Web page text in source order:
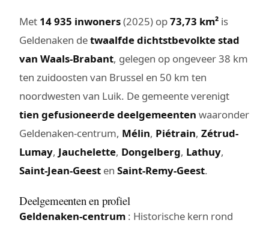
Met 14 935 inwoners(2025) op73,73 km² is
Geldenaken detwaalfde dichtstbevolkte stad
van Waals-Brabant, gelegen op ongeveer 38 km
ten zuidoosten van Brussel en 50 km ten
noordwesten van Luik. De gemeente verenigt
tien gefusioneerde deelgemeenten waaronder
Geldenaken-centrum, Mélin, Piétrain, Zétrud-
Lumay, Jauchelette, Dongelberg, Lathuy,
Saint-Jean-Geest en Saint-Remy-Geest.
Deelgemeenten en profiel
Geldenaken-centrum : Historische kern rond